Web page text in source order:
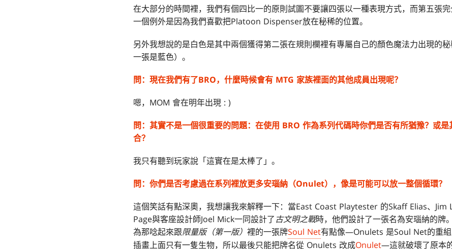
在大部分的時間裡，我們有個四比一的原則試圖不要讓四張以一種表現方式，而第五張
一個例外是因為我們喜歡把Platoon Dispenser放在秘稀的位置。
另外我想說的是白色是其中兩個獲得第二張在規則欄裡有專屬自己的顏色魔法力出現的
一張是藍色）。
問： 現在我們有了BRO，什麼時候會有 MTG 家族裡面的其他成員出現呢？
嗯，MOM 會在明年出現 : )
問： 其實不是一個很重要的問題：在使用 BRO 作為系列代碼時你們是否有所猶豫？或
合？
我只有聽到玩家說「這實在是太棒了」。
問： 你們是否考慮過在系列裡放更多安瑙納（Onulet），像是可能可以放一整個循環？
這個笑話有點深奧，我想讓我來解釋一下：當East Coast Playtester 的Skaff Elias、
Page與客座設計師Joel Mick一同設計了古文明之戰時，他們設計了一張名為安瑙納的牌
為那唸起來跟限量版（第一版） 裡的一張牌Soul Net有點像—Onulets 是Soul Net的重
插畫上面只有一隻生物，所以最後只能把牌名從 Onulets 改成Onulet—這就破壞了原本